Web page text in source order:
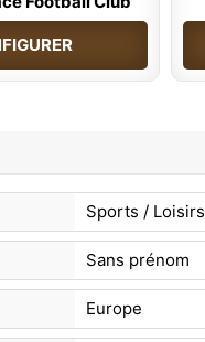
Sports / Loisirs
Sans prénom
Europe